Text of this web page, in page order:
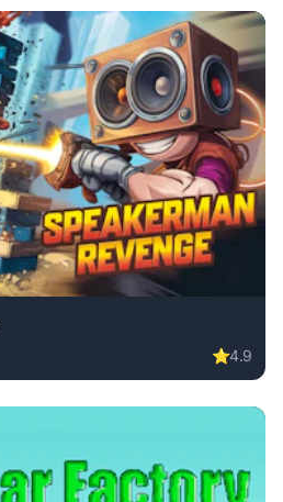
⭐4.9
online free. action game, no